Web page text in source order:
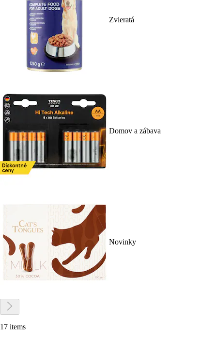
Zvieratá
Domov a zábava
Novinky
17 items